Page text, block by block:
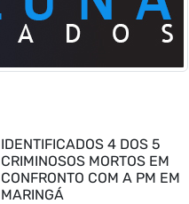
IDENTIFICADOS 4 DOS 5
CRIMINOSOS MORTOS EM
CONFRONTO COM A PM EM
MARINGÁ